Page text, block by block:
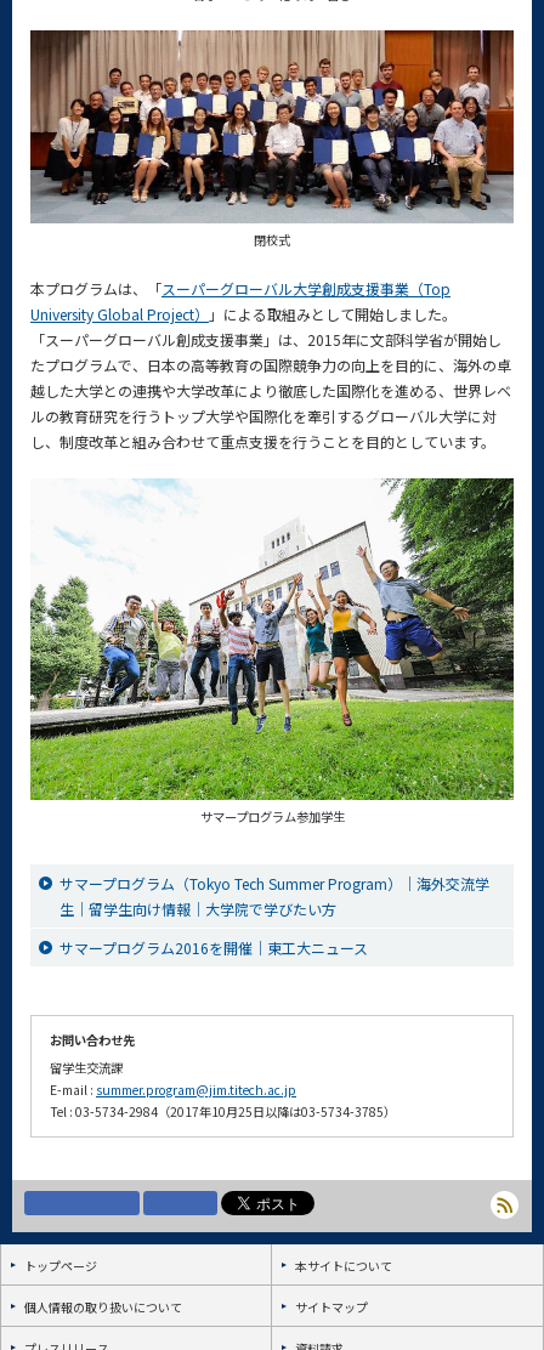
閉校式
本プログラムは、「スーパーグローバル大学創成支援事業（Top
University Global Project）
」による取組みとして開始しました。
「スーパーグローバル創成支援事業」は、2015年に文部科学省が開始し
たプログラムで、日本の高等教育の国際競争力の向上を目的に、海外の卓
越した大学との連携や大学改革により徹底した国際化を進める、世界レベ
ルの教育研究を行うトップ大学や国際化を牽引するグローバル大学に対
し、制度改革と組み合わせて重点支援を行うことを目的としています。
サマープログラム参加学生
サマープログラム（Tokyo Tech Summer Program）｜海外交流学
生｜留学生向け情報｜大学院で学びたい方
サマープログラム2016を開催｜東工大ニュース
お問い合わせ先
留学生交流課
E-mail : summer.program@jim.titech.ac.jp
Tel : 03-5734-2984（2017年10月25日以降は03-5734-3785）
トップページ 本サイトについて
個人情報の取り扱いについて サイトマップ